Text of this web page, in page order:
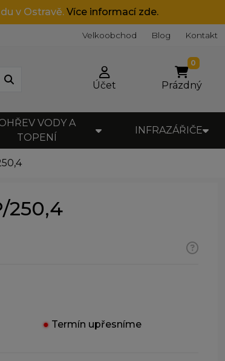
v Ostravě. Více informací zde.
Velkoobchod Blog Kontakt
Účet
0
Prázdný
VODY A
TOPENÍ
INFRAZÁŘIČE
250,4
●Termín upřesníme